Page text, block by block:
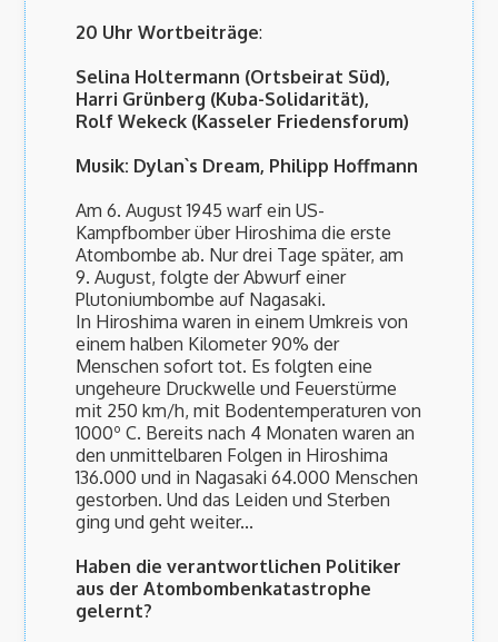
20 Uhr Wortbeiträge:
Selina Holtermann (Ortsbeirat Süd),
Harri Grünberg (Kuba-Solidarität),
Rolf Wekeck (Kasseler Friedensforum)
Musik: Dylan`s Dream, Philipp Hoffmann
Am 6. August 1945 warf ein US-
Kampfbomber über Hiroshima die erste
Atombombe ab. Nur drei Tage später, am
9. August, folgte der Abwurf einer
Plutoniumbombe auf Nagasaki.
In Hiroshima waren in einem Umkreis von
einem halben Kilometer 90% der
Menschen sofort tot. Es folgten eine
ungeheure Druckwelle und Feuerstürme
mit 250 km/h, mit Bodentemperaturen von
1000º C. Bereits nach 4 Monaten waren an
den unmittelbaren Folgen in Hiroshima
136.000 und in Nagasaki 64.000 Menschen
gestorben. Und das Leiden und Sterben
ging und geht weiter...
Haben die verantwortlichen Politiker
aus der Atombombenkatastrophe
gelernt?